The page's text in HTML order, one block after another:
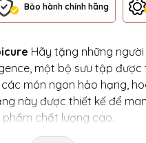
Bảo hành chính hãng
Hãy tặng những
một bộ sưu tập
món ngon hảo hạng,
này được thiết kế để
chất lượng cao.